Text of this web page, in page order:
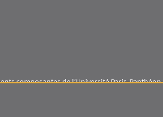
composantes de l’Université Paris-